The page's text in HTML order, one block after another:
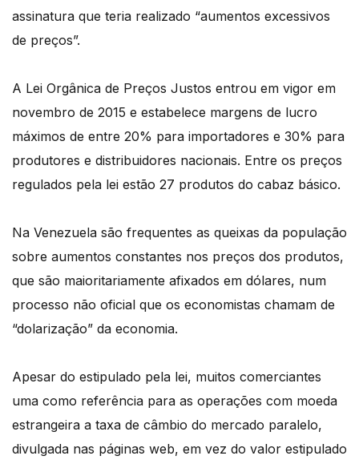
assinatura que teria realizado “aumentos excessivos
de preços”.
A Lei Orgânica de Preços Justos entrou em vigor em
novembro de 2015 e estabelece margens de lucro
máximos de entre 20% para importadores e 30% para
produtores e distribuidores nacionais. Entre os preços
regulados pela lei estão 27 produtos do cabaz básico.
Na Venezuela são frequentes as queixas da população
sobre aumentos constantes nos preços dos produtos,
que são maioritariamente afixados em dólares, num
processo não oficial que os economistas chamam de
“dolarização” da economia.
Apesar do estipulado pela lei, muitos comerciantes
uma como referência para as operações com moeda
estrangeira a taxa de câmbio do mercado paralelo,
divulgada nas páginas web, em vez do valor estipulado